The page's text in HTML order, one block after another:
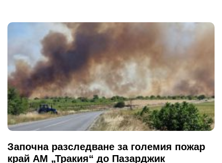
Започна разследване за големия пожар
край АМ „Тракия“ до Пазарджик